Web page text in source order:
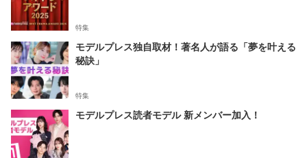
特集
モデルプレス独自取材！著名人が語る「夢を叶える
秘訣」
特集
モデルプレス読者モデル 新メンバー加入！